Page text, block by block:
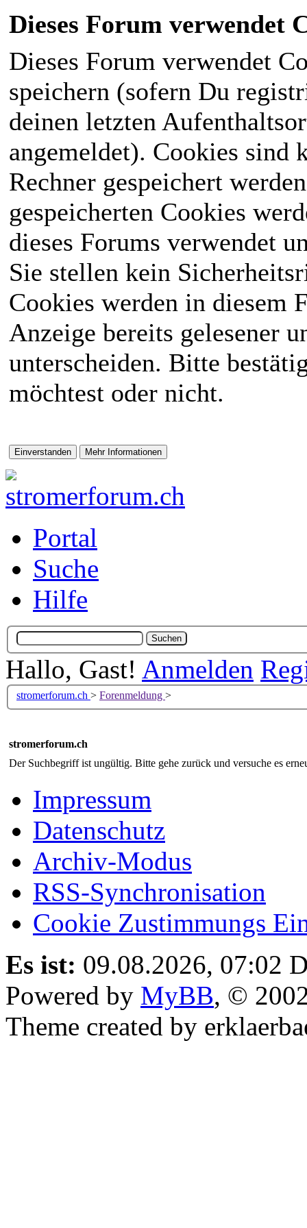
Dieses Forum verwendet
Dieses Forum verwendet
speichern (sofern Du
deinen letzten
angemeldet). Cookies sind
Rechner gespeichert
gespeicherten Cookies
dieses Forums verwendet
Sie stellen kein
Cookies werden in diesem
Anzeige bereits gelesener
unterscheiden. Bitte
möchtest oder nicht.
Portal
Suche
Hilfe
Hallo, Gast! Anmelden
stromerforum.ch > Forenmeldung >
stromerforum.ch
Der Suchbegriff ist ungültig. Bitte gehe zurück und versuche es
Impressum
Datenschutz
Archiv-Modus
RSS-Synchronisation
Cookie Zustimmungs
Es ist: 09.08.2026, 07:02
Powered by MyBB, ©
Theme created by